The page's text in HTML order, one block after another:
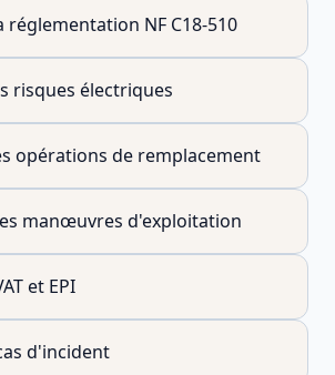
réglementation NF C18-510
risques électriques
opérations de remplacement
manœuvres d'exploitation
et EPI
d'incident